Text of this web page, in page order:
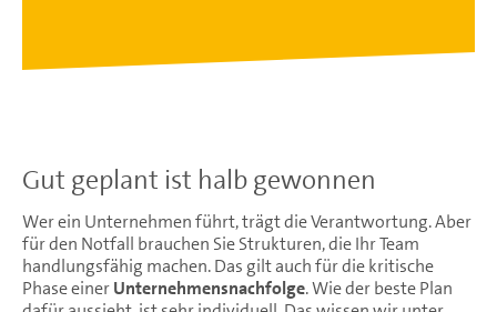
Gut geplant ist halb gewonnen
Wer ein Unternehmen führt, trägt die Verantwortung. Aber
für den Notfall brauchen Sie Strukturen, die Ihr Team
handlungsfähig machen. Das gilt auch für die kritische
Phase einerUnternehmensnachfolge. Wie der beste Plan